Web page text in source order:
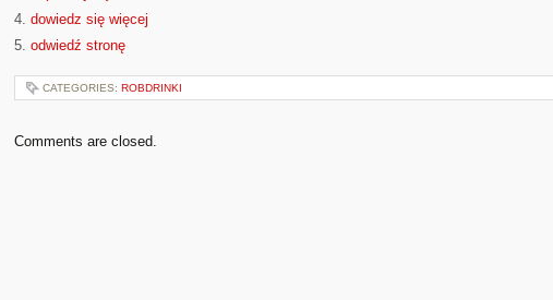
4. dowiedz się więcej
5. odwiedź stronę
CATEGORIES: ROBDRINKI
Comments are closed.